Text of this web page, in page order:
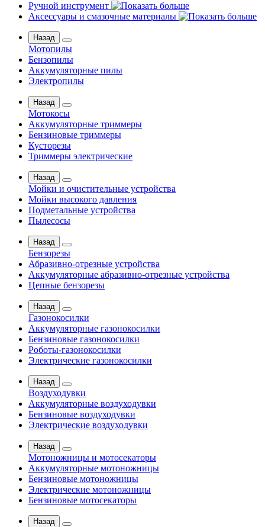
Ручной инструмент
Аксессуары и смазочные материалы
Назад
Мотопилы
Бензопилы
Аккумуляторные пилы
Электропилы
Назад
Мотокосы
Аккумуляторные триммеры
Бензиновые триммеры
Кусторезы
Триммеры электрические
Назад
Мойки и очистительные устройства
Мойки высокого давления
Подметальные устройства
Пылесосы
Назад
Бензорезы
Абразивно-отрезные устройства
Аккумуляторные абразивно-отрезные устройства
Цепные бензорезы
Назад
Газонокосилки
Аккумуляторные газонокосилки
Бензиновые газонокосилки
Роботы-газонокосилки
Электрические газонокосилки
Назад
Воздуходувки
Аккумуляторные воздуходувки
Бензиновые воздуходувки
Электрические воздуходувки
Назад
Мотоножницы и мотосекаторы
Аккумуляторные мотоножницы
Бензиновые мотоножницы
Электрические мотоножницы
Бензиновые мотосекаторы
Назад